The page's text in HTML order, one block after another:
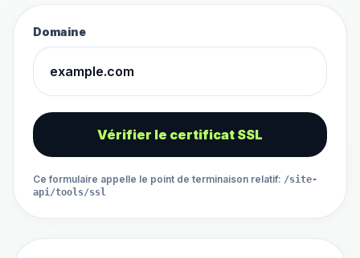
Domaine
Vérifier le certificat SSL
Ce formulaire appelle le point de terminaison relatif: /site-
api/tools/ssl